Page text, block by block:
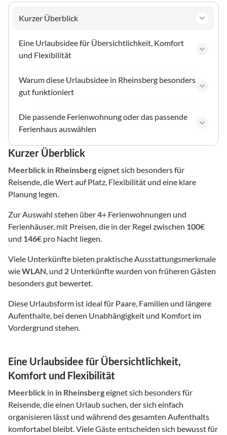
Kurzer Überblick
Eine Urlaubsidee für Übersichtlichkeit, Komfort
und Flexibilität
Warum diese Urlaubsidee in Rheinsberg besonders
gut funktioniert
Die passende Ferienwohnung oder das passende
Ferienhaus auswählen
Kurzer Überblick
Meerblick in Rheinsbergeignet sich besonders für
Reisende, die Wert auf Platz, Flexibilität und eine klare
Planung legen.
Zur Auswahl stehen über4+ Ferienwohnungen und
Ferienhäuser, mit Preisen, die in der Regel zwischen 100€
und 146€ pro Nacht liegen.
Viele Unterkünfte bieten praktische Ausstattungsmerkmale
wieWLAN, und 2 Unterkünfte wurden von früheren Gästen
besonders gut bewertet.
Diese Urlaubsform ist ideal für Paare, Familien und längere
Aufenthalte, bei denen Unabhängigkeit und Komfort im
Vordergrund stehen.
Eine Urlaubsidee für Übersichtlichkeit,
Komfort und Flexibilität
Meerblick in in Rheinsbergeignet sich besonders für
Reisende, die einen Urlaub suchen, der sich einfach
organisieren lässt und während des gesamten Aufenthalts
komfortabel bleibt. Viele Gäste entscheiden sich bewusst für